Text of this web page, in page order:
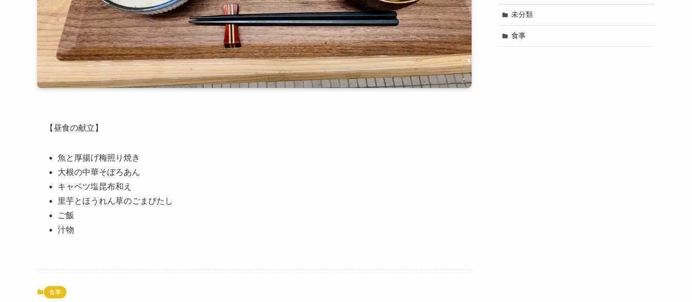
【昼食の献立】
魚と厚揚げ梅照り焼き
大根の中華そぼろあん
キャベツ塩昆布和え
里芋とほうれん草のごまびたし
ご飯
汁物
食事
未分類
食事